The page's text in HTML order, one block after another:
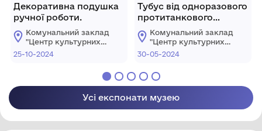
Декоративна подушка
ручної роботи.
Комунальний заклад
"Центр культурних
послуг"
25-10-2024
Тубус від одноразового
протитанкового
гранатомета РПГ-22.
Комунальний заклад
"Центр культурних
послуг"
30-05-2024
Усі експонати музею